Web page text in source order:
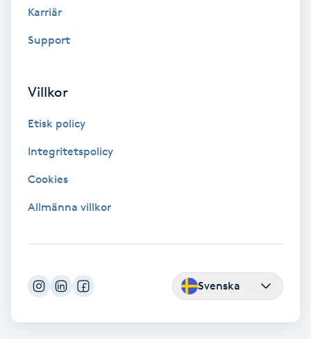
Fillers
Fotmassage
Fotsvamp
Fotvård
Fransborttagning
Fransfärgning
Fransförlängning
Fransförlängning Megavolym
Karriär
Support
Villkor
Etisk policy
Integritetspolicy
Cookies
Allmänna villkor
Svenska